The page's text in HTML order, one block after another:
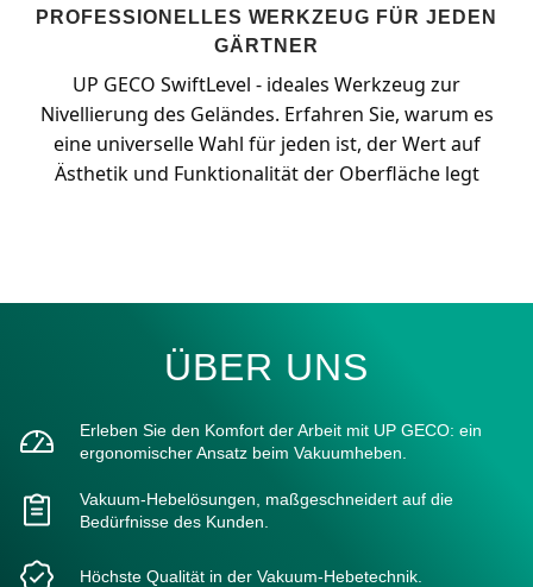
PROFESSIONELLES WERKZEUG FÜR JEDEN
GÄRTNER
UP GECO SwiftLevel - ideales Werkzeug zur
Nivellierung des Geländes. Erfahren Sie, warum es
eine universelle Wahl für jeden ist, der Wert auf
Ästhetik und Funktionalität der Oberfläche legt
ÜBER UNS
Erleben Sie den Komfort der Arbeit mit UP GECO: ein
ergonomischer Ansatz beim Vakuumheben.
Vakuum-Hebelösungen, maßgeschneidert auf die
Bedürfnisse des Kunden.
Höchste Qualität in der Vakuum-Hebetechnik.